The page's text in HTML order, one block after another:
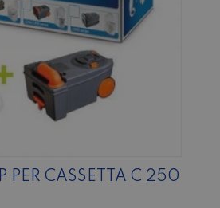
PER CASSETTA C 250